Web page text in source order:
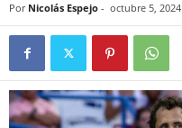
Por Nicolás Espejo - octubre 5, 2024